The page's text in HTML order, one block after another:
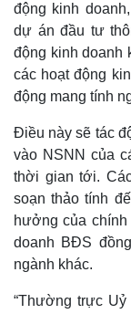
động kinh
dự án đầu tư
động kinh doanh
các hoạt động
động mang tính
Điều này sẽ tác
vào NSNN của
thời gian tới.
soạn thảo tính
hưởng của
doanh BĐS
ngành khác.
“Thường trực